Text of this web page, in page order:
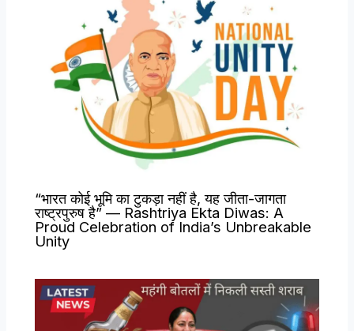
“भारत कोई भूमि का टुकड़ा नहीं है, यह जीता-जागता
राष्ट्रपुरुष है” — Rashtriya Ekta Diwas: A
Proud Celebration of India’s Unbreakable
Unity